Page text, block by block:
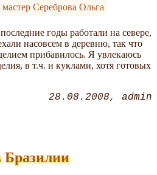
мастер Сереброва Ольга
годы работали на севере,
насовсем в деревню, так что
прибавилось. Я увлекаюсь
в т.ч. и куклами, хотя готовых
28.08.2008 admin
Бразилии